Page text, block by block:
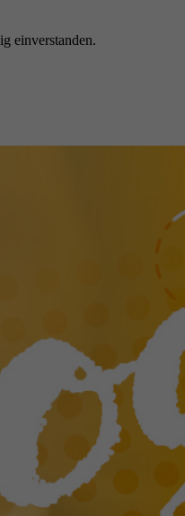
einverstanden.